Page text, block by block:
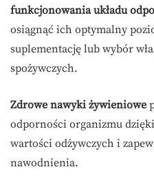
funkcjonowania układu
osiągnąć ich optymalny
suplementację lub wybór
spożywczych.
Zdrowe nawyki żywieniowe
odporności organizmu
wartości odżywczych i
nawodnienia.